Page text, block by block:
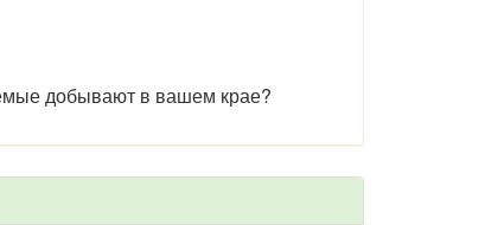
добывают в вашем крае?